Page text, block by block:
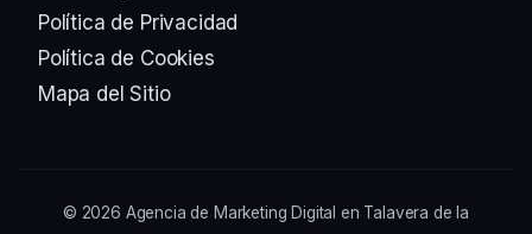
Política de Privacidad
Política de Cookies
Mapa del Sitio
© 2026 Agencia de Marketing Digital en Talavera de la